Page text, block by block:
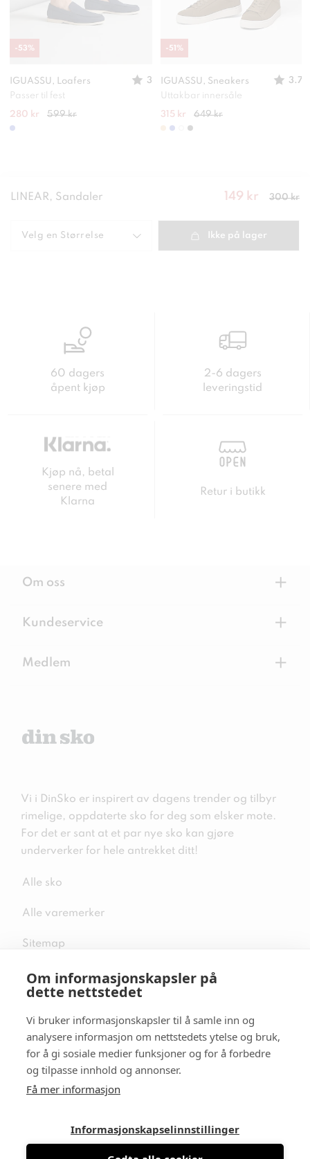
Om informasjonskapsler på
dette nettstedet
Vi bruker informasjonskapsler til å samle inn og
analysere informasjon om nettstedets ytelse og bruk,
for å gi sosiale medier funksjoner og for å forbedre
og tilpasse innhold og annonser.
Få mer informasjon
Informasjonskapselinnstillinger
IGUASSU, Loafers
3
Passer til fest
280 kr 599 kr
-53%
IGUASSU, Sneakers
3.7
Uttakbar innersåle
315 kr 649 kr
-51 %
LINEAR, Sandaler
Nåværende
krForrige
pris
149 kr 300 kr
Velg en Størrelse Ikke på lager
60 dagers
åpent kjøp
2-6 dagers
leveringstid
Kjøp nå, betal
senere med
Klarna
Retur i butikk
Om oss +
Kundeservice +
Medlem +
Vi i DinSko er inspirert av dagens trender og tilbyr
rimelige, oppdaterte sko for deg som elsker mote.
For det er sant at et par nye sko kan gjøre
underverker for hele antrekket ditt!
Alle sko
Alle varemerker
Sitemap
Følg oss i sosiale medier